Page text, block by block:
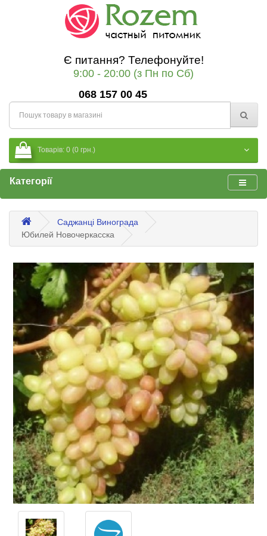
Є питання? Телефонуйте!
9:00 - 20:00 (з Пн по Сб)
068 157 00 45
Товарів: 0 (0 грн.)
Категорії
Саджанці Винограда
Юбилей Новочеркасска